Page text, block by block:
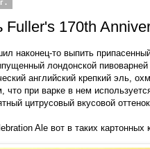
Fuller's 170th
наконец-то выпить
лондонской пивоварней
английский крепкий эль,
при варке в нем
цитрусовый вкусовой
Ale вот в таких картонных